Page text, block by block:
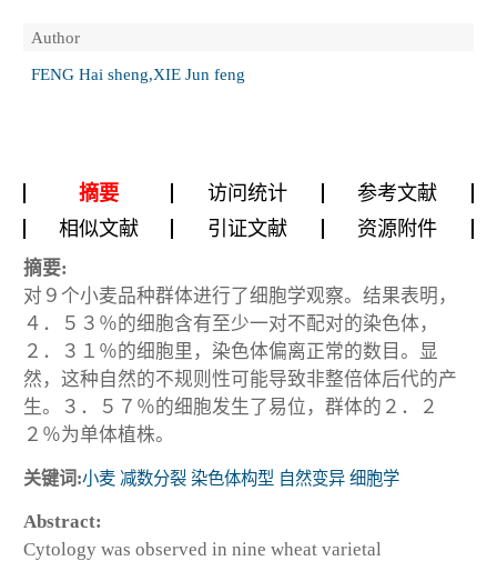
Author
FENG Hai sheng,XIE Jun feng
摘要 访问统计
参考文献
相似文献
引证文献 资源附件
摘要:
对９个小麦品种群体进行了细胞学观察。结果表明，
４．５３％的细胞含有至少一对不配对的染色体，
２．３１％的细胞里，染色体偏离正常的数目。显
然，这种自然的不规则性可能导致非整倍体后代的产
生。３．５７％的细胞发生了易位，群体的２．２
２％为单体植株。
关键词:小麦 减数分裂 染色体构型 自然变异 细胞学
Abstract:
Cytology was observed in nine wheat varietal